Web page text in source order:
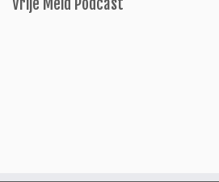
Vrije Meid Podcast